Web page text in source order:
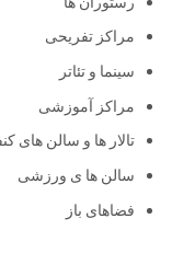
مراکز تفریحی
سینما و تئاتر
مراکز آموزشی
تالار ها و سالن های
سالن ها ی ورزشی
فضاهای باز